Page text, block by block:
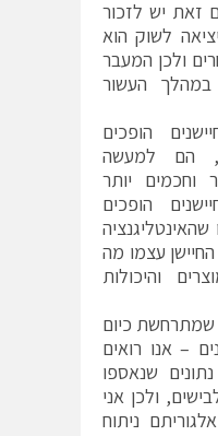
זאת יש לזכור
לשוק הוא
ולכן המעבר
העשור
הופכים
הם למעשה
וחכמים יותר
הופכים
עצמו מה
והיכולות
שמתרחשת כיום
– אנו רואים
שנאספו
ולכן אני
ניתוח